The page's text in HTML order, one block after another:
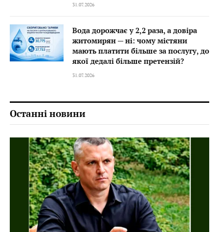
31.07.2026
Вода дорожчає у 2,2 раза, а довіра
житомирян — ні: чому містяни
мають платити більше за послугу, до
якої дедалі більше претензій?
31.07.2026
Останні новини